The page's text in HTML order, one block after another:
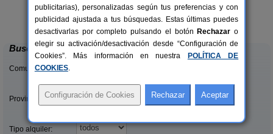
10-20+6 pers.
desde40 €
Casas Rurales El Pinar
El Picazo (Cuenca)
Buscar
Comunidades:
Provincias/Islas:
Tipo alquiler:
publicitarias), personalizadas según tus preferencias y con
publicidad ajustada a tus búsquedas. Estas últimas puedes
desactivarlas por completo pulsando el botón Rechazar o
elegir su activación/desactivación desde “Configuración de
Cookies”. Más información en nuestra
POLÍTICA DE
COOKIES.